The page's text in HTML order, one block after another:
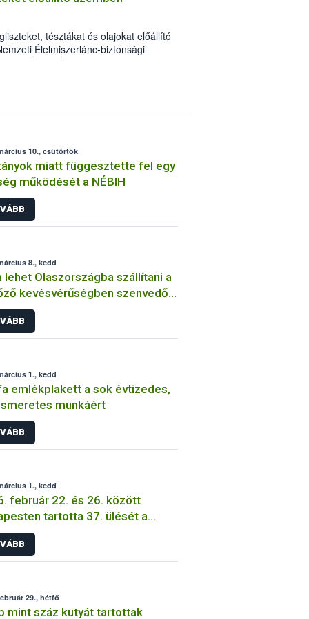
tésztákat és olajokat előállító
Élelmiszerlánc-biztonsági
(NÉBIH KÜI). A szakemberek az
az alapanyagraktárban, emellett a
is gondok voltak. Az
az élelmiszer-vállalkozót a még
10., csütörtök
miatt függesztette fel egy
működését a NÉBIH
8., kedd
lehet Olaszországba szállítani a
kevésvérűségben szenvedő
1., kedd
emlékplakett a sok évtizedes,
munkáért
1., kedd
február 22. és 26. között
tartotta 37. ülését a
Codex Alimentarius
Analitikai és Mintavételi
szakbizottsága (CCMAS)
29., hétfő
mint száz kutyát tartottak